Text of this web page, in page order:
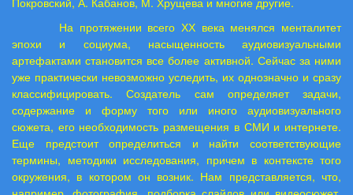
На протяжении всего ХХ века менялся менталитет
эпохи и социума, насыщенность аудиовизуальными
артефактами становится все более активной. Сейчас за ними
уже практически невозможно уследить, их однозначно и сразу
классифицировать. Создатель сам определяет задачи,
содержание и форму того или иного аудиовизуального
сюжета, его необходимость размещения в СМИ и интернете.
Еще предстоит определиться и найти соответствующие
термины, методики исследования, причем в контексте того
окружения, в котором он возник. Нам представляется, что,